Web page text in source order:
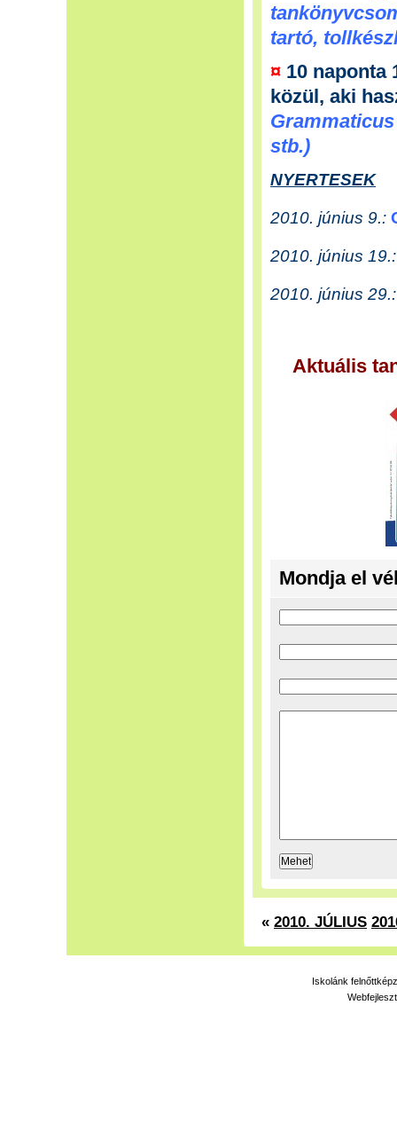
tartó,
¤ 10 naponta
közül, aki
stb.)
NYERTESEK
2010. június 9.:
2010. június 19.:
2010. június
Aktuális
Mondja el
« 2010. JÚLIUS
Iskolánk